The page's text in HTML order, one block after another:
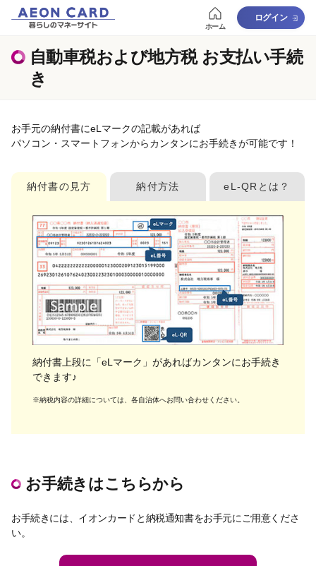
ホーム
ログイン
自動車税および地方税 お支払い手続
き
お手元の納付書にeLマークの記載があれば
パソコン・スマートフォンからカンタンにお手続きが可能です！
納付書の見方 納付方法 eL-QRとは？
納付書上段に「eLマーク」があればカンタンにお手続き
できます♪
※納税内容の詳細については、各自治体へお問い合わせください。
お手続きはこちらから
お手続きには、イオンカードと納税通知書をお手元にご用意くださ
い。